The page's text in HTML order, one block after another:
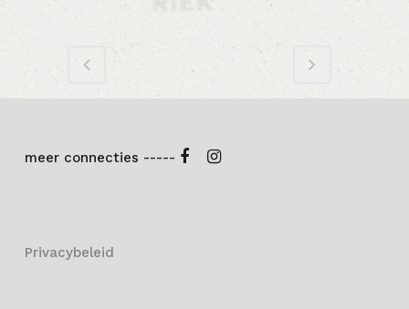
meer connecties -----
Privacybeleid